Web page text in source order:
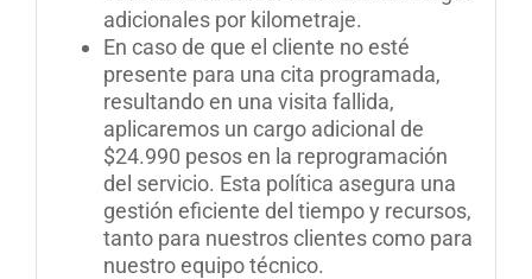
adicionales por kilometraje.
En caso de que el cliente no esté
presente para una cita programada,
resultando en una visita fallida,
aplicaremos un cargo adicional de
$24.990 pesos en la reprogramación
del servicio. Esta política asegura una
gestión eficiente del tiempo y recursos,
tanto para nuestros clientes como para
nuestro equipo técnico.